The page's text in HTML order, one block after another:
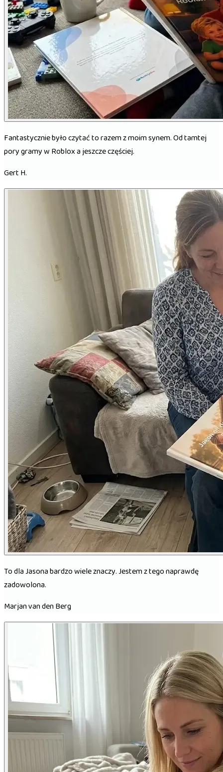
Fantastycznie było czytać to razem z moim synem. Od tamtej
pory gramy w Roblox a jeszcze częściej.
Gert H.
To dla Jasona bardzo wiele znaczy. Jestem z tego naprawdę
zadowolona.
Marjan van den Berg